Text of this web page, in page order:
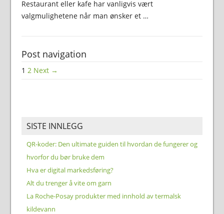
Restaurant eller kafe har vanligvis vært
valgmulighetene når man ønsker et …
Post navigation
1 2 Next →
SISTE INNLEGG
QR-koder: Den ultimate guiden til hvordan de fungerer og
hvorfor du bør bruke dem
Hva er digital markedsføring?
Alt du trenger å vite om garn
La Roche-Posay produkter med innhold av termalsk
kildevann